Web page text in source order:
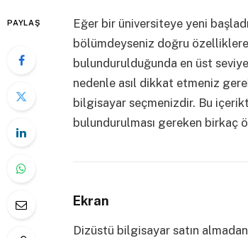
PAYLAŞ
Eğer bir üniversiteye yeni
bölümdeyseniz doğru
bulundurulduğunda en üst
nedenle asıl dikkat etmeniz
bilgisayar seçmenizdir. Bu
bulundurulması gereken birkaç
Ekran
Dizüstü bilgisayar satın